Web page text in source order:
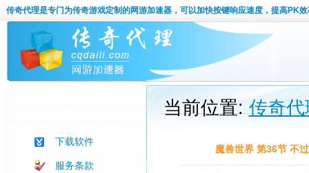
传奇代理是专门为传奇游戏定制的网游加速器，可以加快按键响应速度，提高PK效
下载软件
服务条款
当前位置:传奇代
魔兽世界 第36节 不